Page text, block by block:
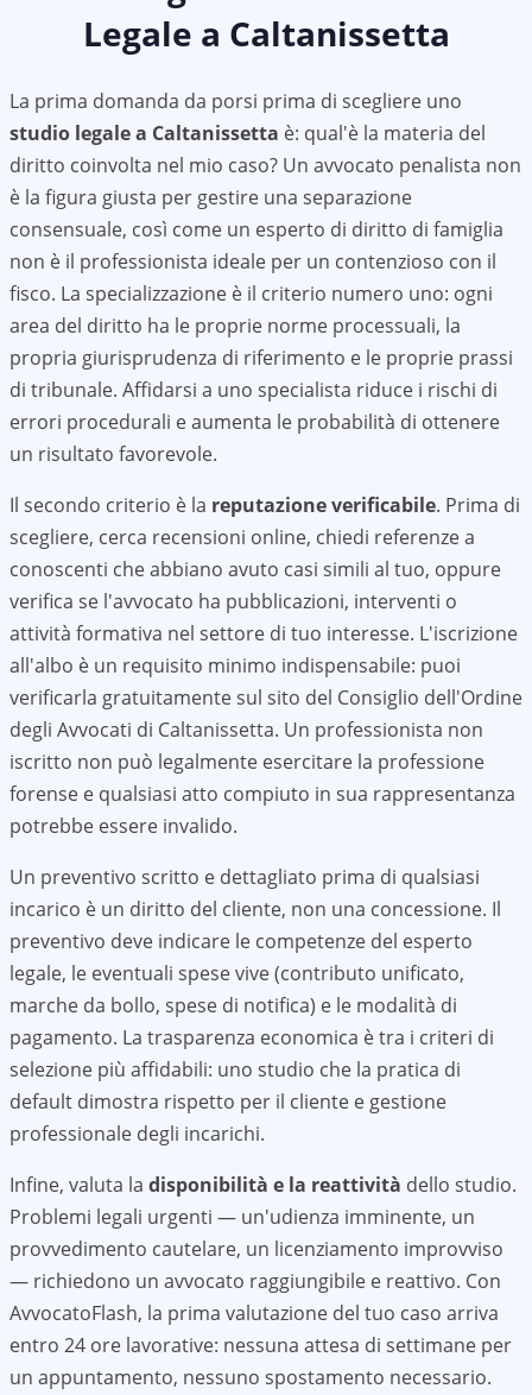
Legale a Caltanissetta
La prima domanda da porsi prima di scegliere uno
studio legale a Caltanissetta è: qual'è la materia del
diritto coinvolta nel mio caso? Un avvocato penalista non
è la figura giusta per gestire una separazione
consensuale, così come un esperto di diritto di famiglia
non è il professionista ideale per un contenzioso con il
fisco. La specializzazione è il criterio numero uno: ogni
area del diritto ha le proprie norme processuali, la
propria giurisprudenza di riferimento e le proprie prassi
di tribunale. Affidarsi a uno specialista riduce i rischi di
errori procedurali e aumenta le probabilità di ottenere
un risultato favorevole.
Il secondo criterio è la reputazione verificabile. Prima di
scegliere, cerca recensioni online, chiedi referenze a
conoscenti che abbiano avuto casi simili al tuo, oppure
verifica se l'avvocato ha pubblicazioni, interventi o
attività formativa nel settore di tuo interesse. L'iscrizione
all'albo è un requisito minimo indispensabile: puoi
verificarla gratuitamente sul sito del Consiglio dell'Ordine
degli Avvocati di Caltanissetta. Un professionista non
iscritto non può legalmente esercitare la professione
forense e qualsiasi atto compiuto in sua rappresentanza
potrebbe essere invalido.
Un preventivo scritto e dettagliato prima di qualsiasi
incarico è un diritto del cliente, non una concessione. Il
preventivo deve indicare le competenze del esperto
legale, le eventuali spese vive (contributo unificato,
marche da bollo, spese di notifica) e le modalità di
pagamento. La trasparenza economica è tra i criteri di
selezione più affidabili: uno studio che la pratica di
default dimostra rispetto per il cliente e gestione
professionale degli incarichi.
Infine, valuta la disponibilità e la reattività dello studio.
Problemi legali urgenti — un'udienza imminente, un
provvedimento cautelare, un licenziamento improvviso
— richiedono un avvocato raggiungibile e reattivo. Con
AvvocatoFlash, la prima valutazione del tuo caso arriva
entro 24 ore lavorative: nessuna attesa di settimane per
un appuntamento, nessuno spostamento necessario.